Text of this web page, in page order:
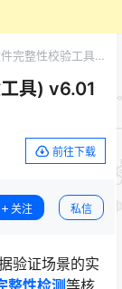
完整性校验工具)
具) v6.01
前往下载
关注 私信
验证场景的实
整性检测等核